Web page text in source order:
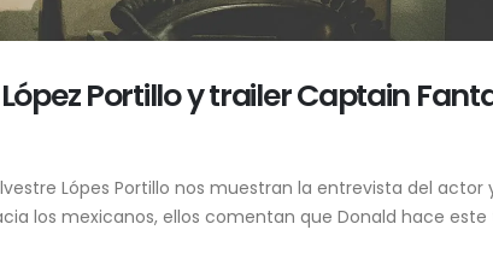
Portillo y trailer Captain
Lópes Portillo nos muestran la entrevista del actor
los mexicanos, ellos comentan que Donald hace este